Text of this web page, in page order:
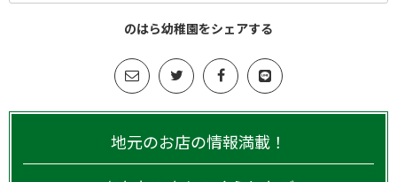
のはら幼稚園をシェアする
地元のお店の情報満載！